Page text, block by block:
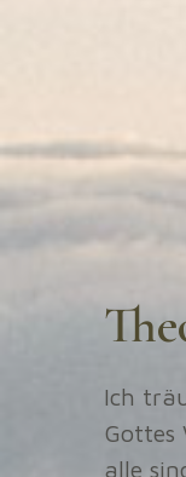
Ich
alle